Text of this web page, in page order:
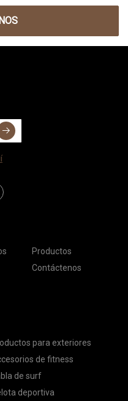
Productos
Contáctenos
para exteriores
de fitness
de surf
deportiva